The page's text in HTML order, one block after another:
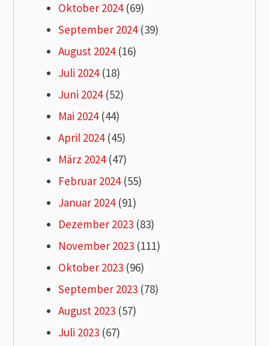
Oktober 2024(69)
September 2024(39)
August 2024(16)
Juli 2024(18)
Juni 2024(52)
Mai 2024(44)
April 2024(45)
März 2024(47)
Februar 2024(55)
Januar 2024(91)
Dezember 2023 (83)
November 2023 (111)
Oktober 2023 (96)
September 2023 (78)
August 2023 (57)
Juli 2023 (67)